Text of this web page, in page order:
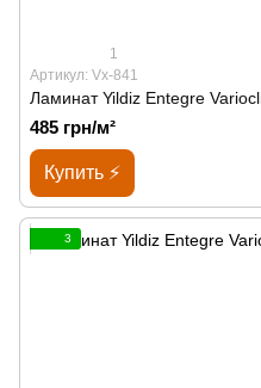
1
Артикул: Vx-841
Ламинат Yildiz Entegre
485 грн/м²
Купить ⚡
3